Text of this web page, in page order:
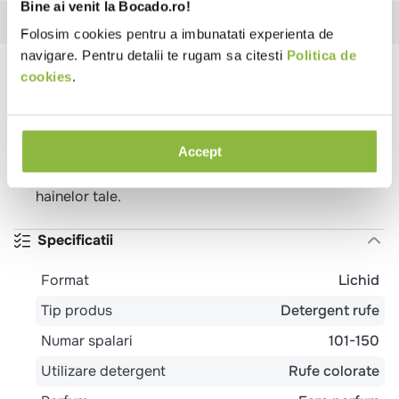
Bine ai venit la Bocado.ro!
Folosim cookies pentru a imbunatati experienta de
navigare. Pentru detalii te rugam sa citesti Politica de
cookies.
Accept
Descriere
colorate, indepartand cu succes petele si murdaria.
Protejeaza culorile si tesatura, formula sa speciala
pastreaza culorile intense si tesatura moale a
hainelor tale.
Specificatii
Format
Lichid
Tip produs
Detergent rufe
Numar spalari
101-150
Utilizare detergent
Rufe colorate